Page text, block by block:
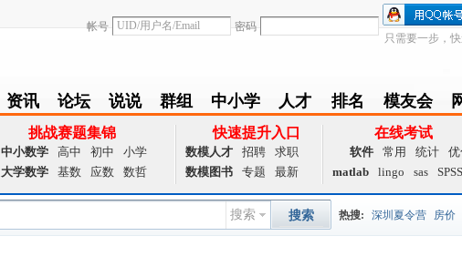
帐号
密码
只需要一步，
资讯
NEWS
论坛
BBS
说说
Follow
群组
group
中小学
zxx
人才
achieve
排名
Ranklist
模友会
Club
挑战赛题集锦
中小数学 高中 初中
小学
大学数学
基数 应数 数哲
快速提升入口
数模人才 招聘
求职
数模图书
专题 最新
在线考试
软件 常用 统计
matlab
lingo sas SPSS
搜索 搜索 热搜: 深圳夏令营 房价